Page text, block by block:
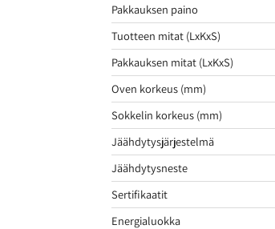
Pakkauksen paino
Tuotteen mitat (LxKxS)
Pakkauksen mitat (LxKxS)
Oven korkeus (mm)
Sokkelin korkeus (mm)
Jäähdytysjärjestelmä
Jäähdytysneste
Sertifikaatit
Energialuokka